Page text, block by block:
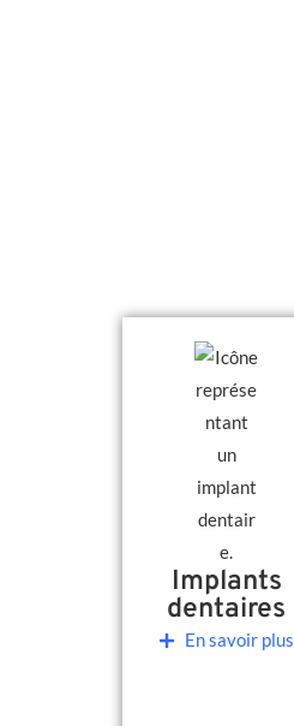
Implants
dentaires
En savoir plus